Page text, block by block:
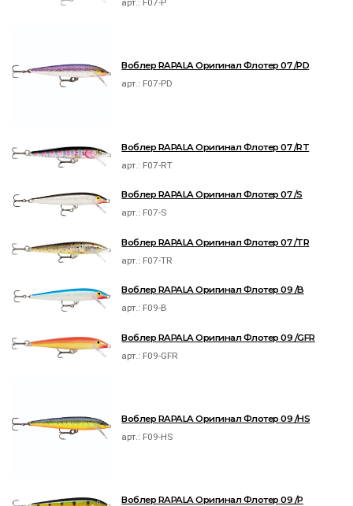
арт.: F07-P
Воблер RAPALA Оригинал Флотер 07 /PD
арт.: F07-PD
Воблер RAPALA Оригинал Флотер 07 /RT
арт.: F07-RT
Воблер RAPALA Оригинал Флотер 07 /S
арт.: F07-S
Воблер RAPALA Оригинал Флотер 07 /TR
арт.: F07-TR
Воблер RAPALA Оригинал Флотер 09 /B
арт.: F09-B
Воблер RAPALA Оригинал Флотер 09 /GFR
арт.: F09-GFR
Воблер RAPALA Оригинал Флотер 09 /HS
арт.: F09-HS
Воблер RAPALA Оригинал Флотер 09 /P